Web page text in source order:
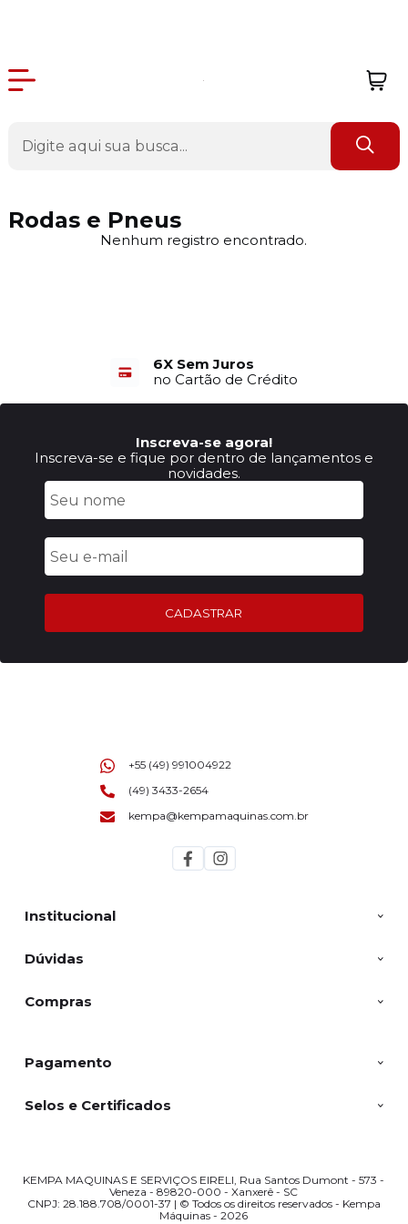
Rodas e Pneus
Nenhum registro encontrado.
6X Sem Juros
no Cartão de Crédito
Inscreva-se agora!
Inscreva-se e fique por dentro de lançamentos e
novidades.
CADASTRAR
Institucional
Dúvidas
Compras
+55 (49) 991004922
(49) 3433-2654
kempa@kempamaquinas.com.br
Pagamento
Selos e Certificados
KEMPA MAQUINAS E SERVIÇOS EIRELI, Rua Santos Dumont - 573 -
Veneza - 89820-000 - Xanxerê - SC
CNPJ: 28.188.708/0001-37 | © Todos os direitos reservados - Kempa
Máquinas - 2026